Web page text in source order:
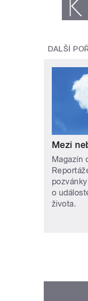
‹
DALŠÍ
Mezi
Magazín
o
života.